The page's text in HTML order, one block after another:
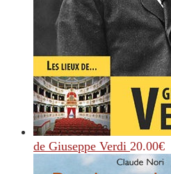
de Giuseppe Verdi 20.00€